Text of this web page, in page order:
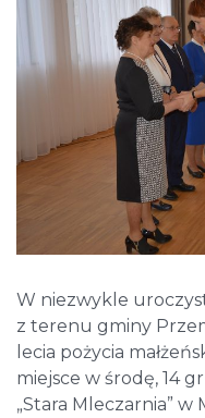
W niezwykle
z terenu gminy
lecia pożycia
miejsce w środę, 14
„Stara Mleczarnia”